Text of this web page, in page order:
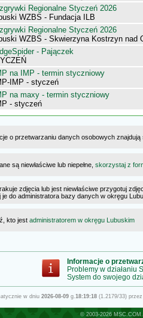
Regionalne Styczeń 2026
WZBS - Fundacja ILB
Regionalne Styczeń 2026
WZBS - Skwierzyna Kostrzyn nad
- Pajączek
na IMP - termin styczniowy
IMP - styczeń
na maxy - termin styczniowy
- styczeń
o przetwarzaniu danych osobowych
są niewłaściwe lub niepełne, skorzystaj z
zdjęcia lub jest niewłaściwe przygotuj
je do administratora bazy danych w okręgu
kto jest administratorem w okręgu Lubuskim
Informacje o
Problemy w działaniu
System do swojego
w dniu 2026-08-09g.18:19:18(1.2179/33)
© 2003-2026